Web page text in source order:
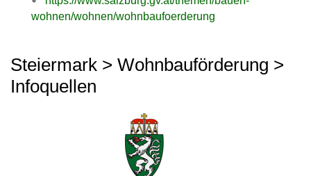
wohnen/wohnen/wohnbaufoerderung
Steiermark > Wohnbauförderung >
Infoquellen